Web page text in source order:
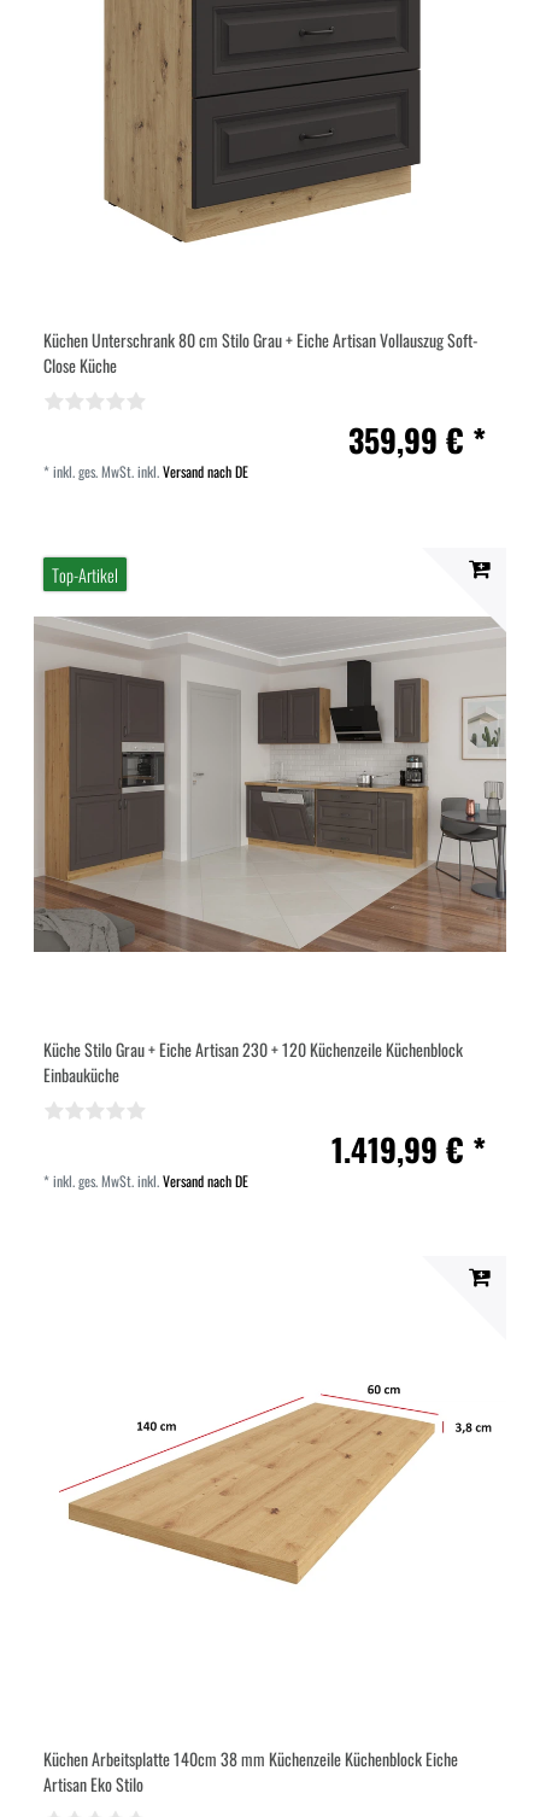
Küchen Unterschrank 80 cm Stilo Grau + Eiche Artisan Vollauszug Soft-
Close Küche
359,99 € *
*inkl. ges. MwSt.inkl.Versand nach DE
Top-Artikel
Küche Stilo Grau + Eiche Artisan 230 + 120 Küchenzeile Küchenblock
Einbauküche
1.419,99 € *
*inkl. ges. MwSt.inkl.Versand nach DE
Küchen Arbeitsplatte 140cm 38 mm Küchenzeile Küchenblock Eiche
Artisan Eko Stilo